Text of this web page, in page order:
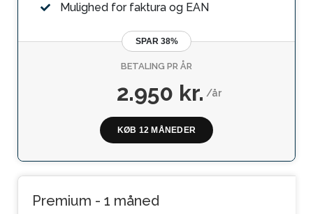
Premium - 1 måned
Mulighed for faktura og EAN
SPAR 38%
BETALING PR ÅR
2.950 kr./år
KØB 12 MÅNEDER